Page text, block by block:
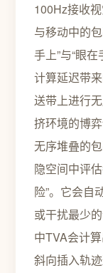
100Hz接收
与移动中的
手上”与“眼
计算延迟带
送带上进行
挤环境的博
无序堆叠的
隐空间中评
险”。它会自
或干扰最少
中TVA会计
斜向插入轨